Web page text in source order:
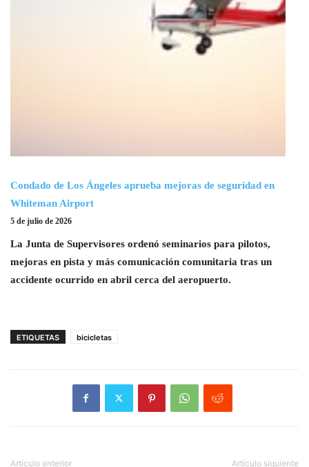
Condado de Los Ángeles aprueba mejoras de seguridad en
Whiteman Airport
5 de julio de 2026
La Junta de Supervisores ordenó seminarios para pilotos,
mejoras en pista y más comunicación comunitaria tras un
accidente ocurrido en abril cerca del aeropuerto.
ETIQUETAS bicicletas
Artículo anterior Artículo siguiente